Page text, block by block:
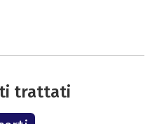
trattati